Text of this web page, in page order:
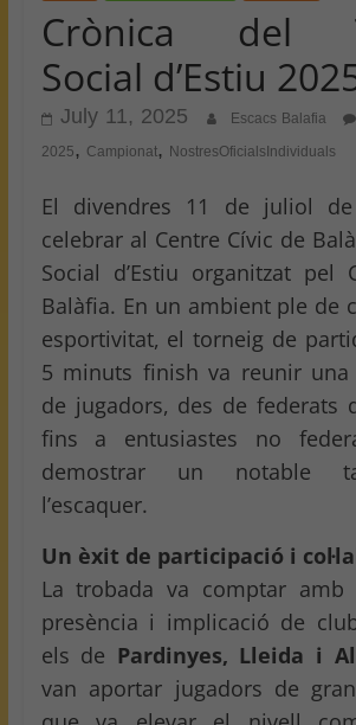
Crònica del
Social d’Estiu
July 11, 2025 Escacs Balafia
2025, Campionat, NostresOficialsIndividuals
El divendres 11 de juliol
celebrar al Centre Cívic de
Social d’Estiu organitzat pel
Balàfia. En un ambient ple de
esportivitat, el torneig de
5 minuts finish va reunir una
de jugadors, des de federats
fins a entusiastes no
demostrar un notable
l’escaquer.
Un èxit de participació i
La trobada va comptar amb
presència i implicació de
els de Pardinyes, Lleida i
van aportar jugadors de